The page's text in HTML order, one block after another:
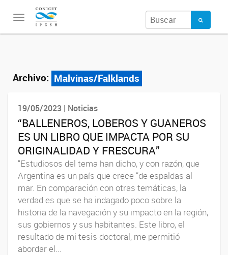
Toggle
navigation
Archivo: Malvinas/Falklands
19/05/2023 | Noticias
“BALLENEROS, LOBEROS Y GUANEROS
ES UN LIBRO QUE IMPACTA POR SU
ORIGINALIDAD Y FRESCURA”
“Estudiosos del tema han dicho, y con razón, que
Argentina es un país que crece “de espaldas al
mar. En comparación con otras temáticas, la
verdad es que se ha indagado poco sobre la
historia de la navegación y su impacto en la región,
sus gobiernos y sus habitantes. Este libro, el
resultado de mi tesis doctoral, me permitió
abordar el...